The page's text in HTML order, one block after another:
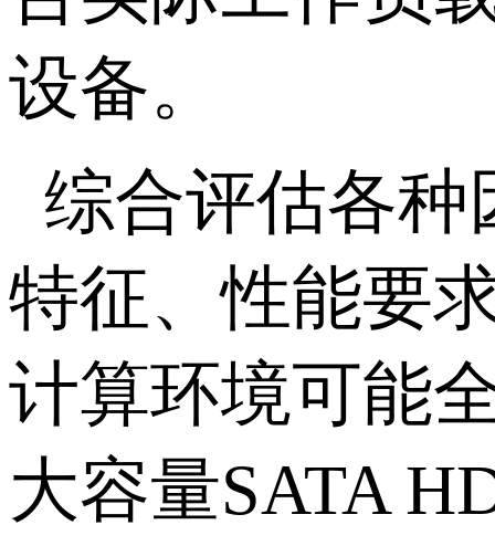
设备。
综合评估各种
特征、性能要
计算环境可能
大容量SATA